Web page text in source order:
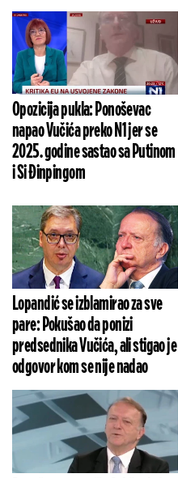
Opozicija pukla: Ponoševac
napao Vučića preko N1 jer se
2025. godine sastao sa Putinom
i Si Đinpingom
Lopandić se izblamirao za sve
pare: Pokušao da ponizi
predsednika Vučića, ali stigao je
odgovor kom se nije nadao